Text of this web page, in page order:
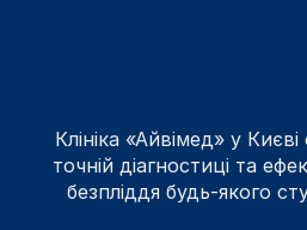
Клініка «Айвімед» у Києві
точній діагностиці та
безпліддя будь-якого